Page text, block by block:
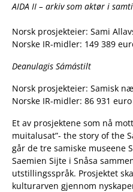
AIDA II – arkiv som aktør i
Norsk prosjekteier: Sami
Norske IR-midler: 149 389
Deanulagis Sámástilt
Norsk prosjekteier: Samisk
Norske IR-midler: 86 931 euro
Et av prosjektene som nå
muitalusat”- the story of the
går de tre samiske museene
Saemien Sijte i Snåsa
utstillingsspråk. Prosjektet
kulturarven gjennom